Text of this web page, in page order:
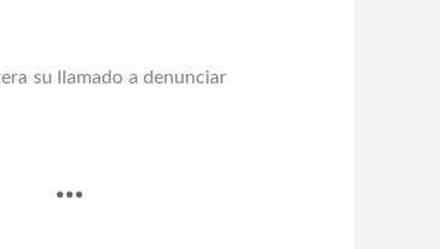
su llamado a denunciar